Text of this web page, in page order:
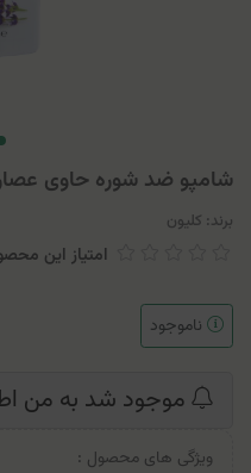
شامپو ضد شوره حاوی
برند: کلیون
امتیاز این
ناموجود
موجود شد به من
ویژگی های محصول :